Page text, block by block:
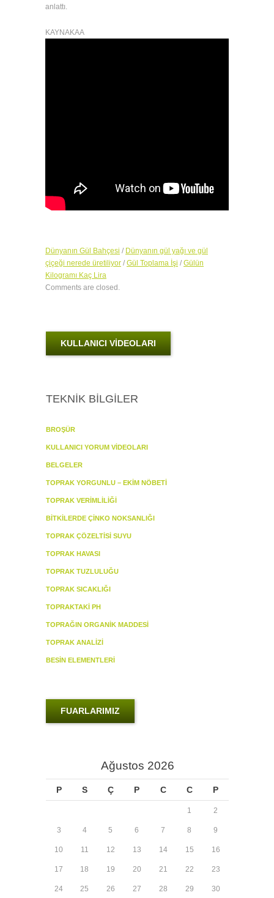
anlattı.
KAYNAKAA
Dünyanın Gül Bahçesi / Dünyanın gül yağı ve gül
çiçeği nerede üretiliyor / Gül Toplama İşi / Gülün
Kilogramı Kaç Lira
Comments are closed.
KULLANICI VİDEOLARI
TEKNİK BİLGİLER
BROŞÜR
KULLANICI YORUM VİDEOLARI
BELGELER
TOPRAK YORGUNLU – EKİM NÖBETİ
TOPRAK VERİMLİLİĞİ
BİTKİLERDE ÇİNKO NOKSANLIĞI
TOPRAK ÇÖZELTİSİ SUYU
TOPRAK HAVASI
TOPRAK TUZLULUĞU
TOPRAK SICAKLIĞI
TOPRAKTAKİ PH
TOPRAĞIN ORGANİK MADDESİ
TOPRAK ANALİZİ
BESİN ELEMENTLERİ
FUARLARIMIZ
Ağustos 2026
P S Ç P C C P
1 2
3 4 5 6 7 8 9
10 11 12 13 14 15 16
17 18 19 20 21 22 23
24 25 26 27 28 29 30